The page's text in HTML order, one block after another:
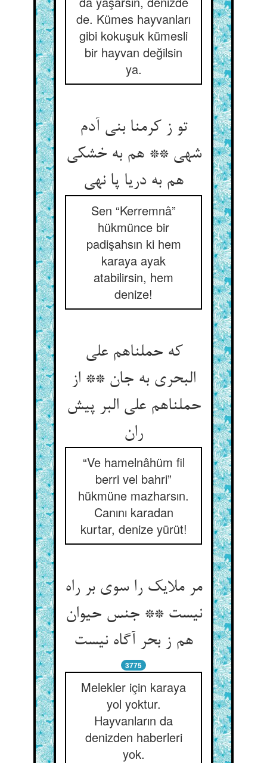
de. Kümes hayvanları
gibi kokuşuk kümesli
bir hayvan değilsin
ya.
تو ز کرمنا بنی آدم
شهی ** هم به خشکی
هم به دریا پا نهی‏
Sen “Kerremnâ”
hükmünce bir
padişahsın ki hem
karaya ayak
atabilirsin, hem
denize!
که حملناهم علی
البحری به جان ** از
حملناهم علی البر پیش
ران‏
“Ve hamelnâhüm fil
berri vel bahri”
hükmüne mazharsın.
Canını karadan
kurtar, denize yürüt!
مر ملایک را سوی بر راه
نیست ** جنس حیوان
هم ز بحر آگاه نیست‏
3775
Melekler için karaya
yol yoktur.
Hayvanların da
denizden haberleri
yok.